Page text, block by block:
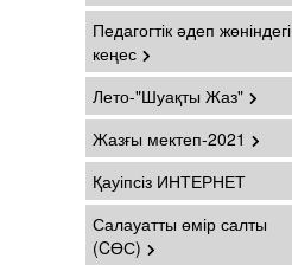
Педагогтік әдеп жөніндегі
кеңес
Лето-"Шуақты Жаз"
Жазғы мектеп-2021
Қауіпсіз ИНТЕРНЕТ
Салауатты өмір салты
(CӨС)